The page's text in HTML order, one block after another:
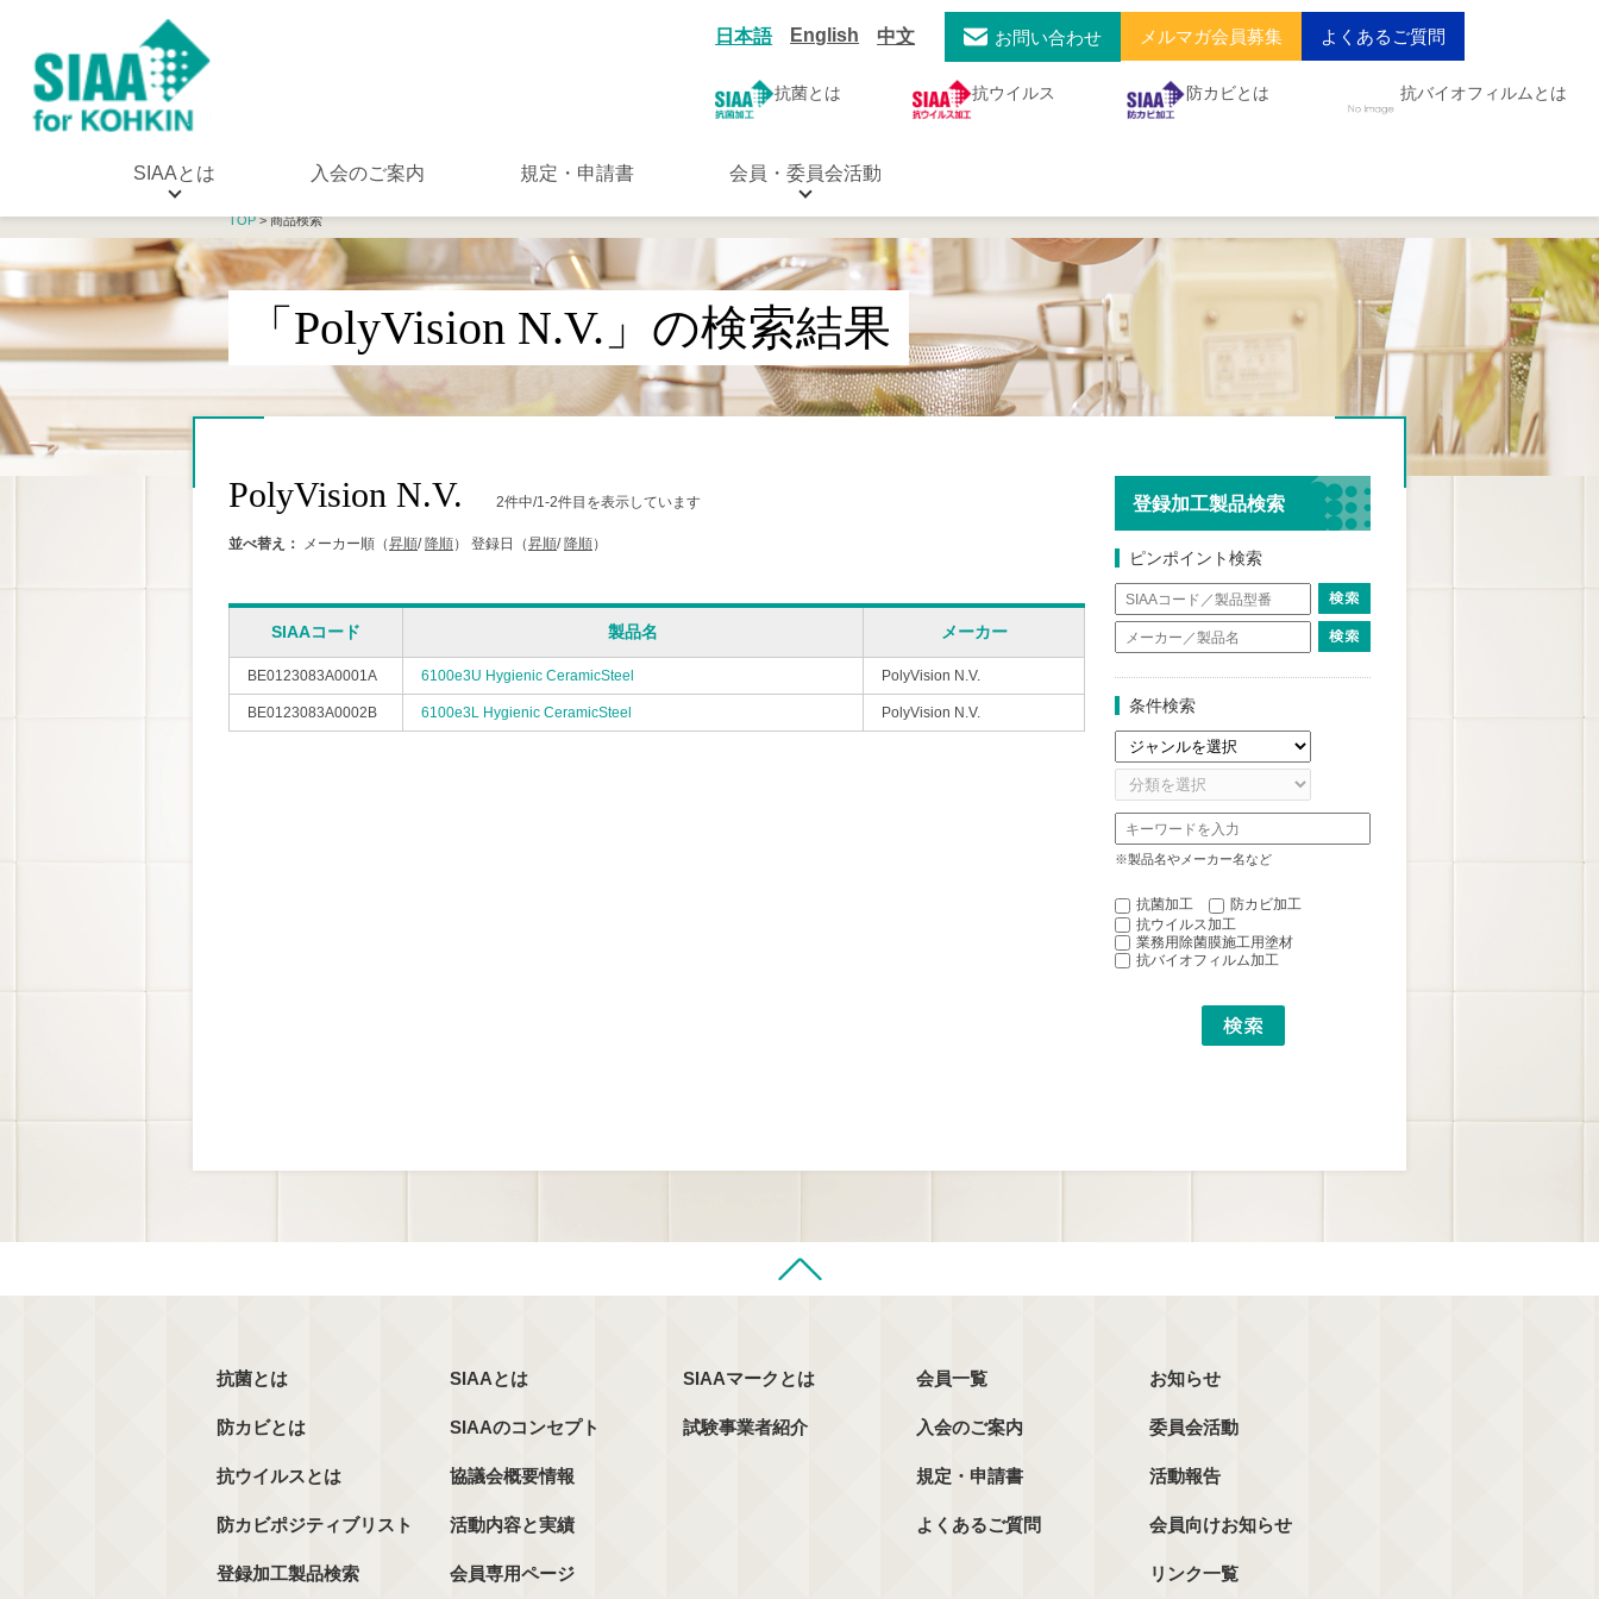
日本語 English 中文 お問い合わせ メルマガ会員募集 よくあるご質問
抗菌とは 抗ウイルス 防カビとは 抗バイオフィルムとは
SIAAとは 入会のご案内 規定・申請書 会員・委員会活動
TOP> 商品検索
「PolyVision N.V.」の検索結果
PolyVision N.V. 2件中/1-2件目を表示しています
並べ替え： メーカー順（昇順/ 降順） 登録日（昇順/ 降順）
SIAAコード 製品名 メーカー
BE0123083A0001A 6100e3U Hygienic CeramicSteel PolyVision N.V.
BE0123083A0002B 6100e3L Hygienic CeramicSteel PolyVision N.V.
登録加工製品検索
ピンポイント検索
条件検索
※製品名やメーカー名など
抗菌加工
防カビ加工
抗ウイルス加工
業務用除菌膜施工用塗材
抗バイオフィルム加工
抗菌とは
防カビとは
抗ウイルスとは
防カビポジティブリスト
登録加工製品検索
SIAAとは
SIAAのコンセプト
協議会概要情報
活動内容と実績
会員専用ページ
SIAAマークとは
試験事業者紹介
会員一覧
入会のご案内
規定・申請書
よくあるご質問
お知らせ
委員会活動
活動報告
会員向けお知らせ
リンク一覧